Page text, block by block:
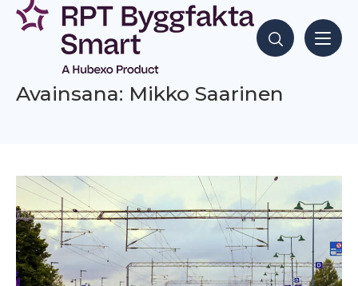
Siirry
sisältöön
Hae sisältöjä
Avainsana: Mikko Saarinen